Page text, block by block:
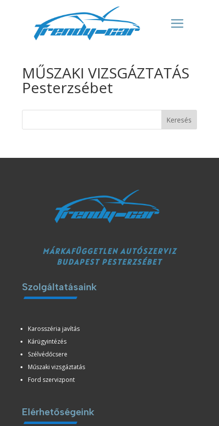
MŰSZAKI VIZSGÁZTATÁS
Pesterzsébet
Keresés
MÁRKAFÜGGETLEN AUTÓSZERVIZ
BUDAPEST PESTERZSÉBET
Szolgáltatásaink
Karosszéria javítás
Kárügyintézés
Szélvédőcsere
Műszaki vizsgáztatás
Ford szervizpont
Elérhetőségeink